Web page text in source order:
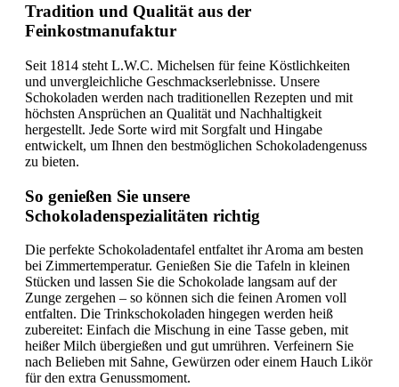
Tradition und Qualität aus der
Feinkostmanufaktur
Seit 1814 steht L.W.C. Michelsen für feine Köstlichkeiten
und unvergleichliche Geschmackserlebnisse. Unsere
Schokoladen werden nach traditionellen Rezepten und mit
höchsten Ansprüchen an Qualität und Nachhaltigkeit
hergestellt. Jede Sorte wird mit Sorgfalt und Hingabe
entwickelt, um Ihnen den bestmöglichen Schokoladengenuss
zu bieten.
So genießen Sie unsere
Schokoladenspezialitäten richtig
Die perfekte Schokoladentafel entfaltet ihr Aroma am besten
bei Zimmertemperatur. Genießen Sie die Tafeln in kleinen
Stücken und lassen Sie die Schokolade langsam auf der
Zunge zergehen – so können sich die feinen Aromen voll
entfalten. Die Trinkschokoladen hingegen werden heiß
zubereitet: Einfach die Mischung in eine Tasse geben, mit
heißer Milch übergießen und gut umrühren. Verfeinern Sie
nach Belieben mit Sahne, Gewürzen oder einem Hauch Likör
für den extra Genussmoment.